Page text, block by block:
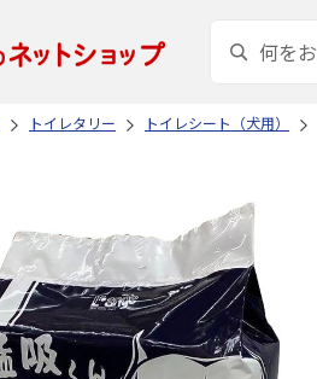
トイレタリー トイレシート（犬用）